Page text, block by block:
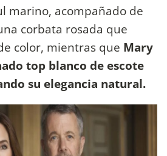
marino, acompañado de
corbata rosada que
color, mientras que Mary
top blanco de escote
su elegancia natural.